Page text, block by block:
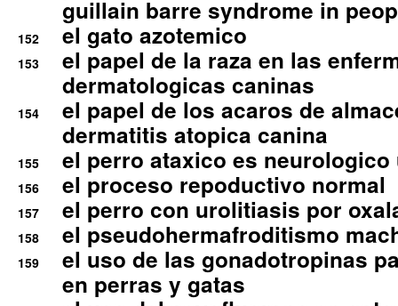
guillain barre syndrome in
152 el gato azotemico
153
el papel de la raza en las
dermatologicas caninas
154
el papel de los acaros de
dermatitis atopica canina
155 el perro ataxico es
156 el proceso repoductivo normal
157 el perro con urolitiasis por
158 el pseudohermafroditismo
159
el uso de las gonadotropinas
en perras y gatas